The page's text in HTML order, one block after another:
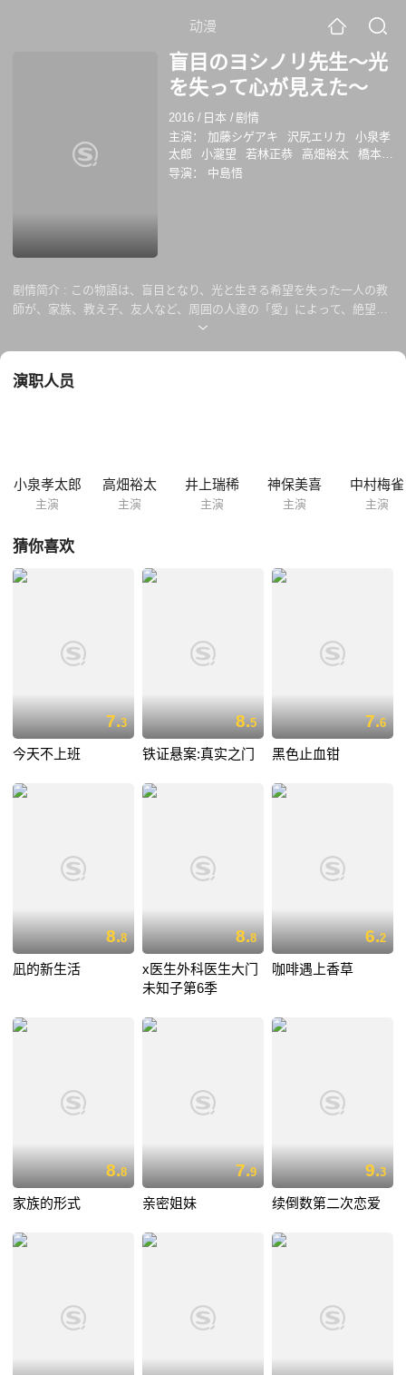
动漫
盲目のヨシノリ先生～光
を失って心が見えた～
2016 / 日本 /剧情
主演：
加藤シゲアキ 沢尻エリカ
小泉孝
太郎
小瀧望 若林正恭 高畑裕太
橋本
涼
井上瑞稀
导演： 中島悟
剧情简介 : この物語は、盲目となり、光と生きる希望を失った一人の教
師が、家族、教え子、友人など、周囲の人達の「愛」によって、絶望の
演职人员
小泉孝太郎
主演
高畑裕太
主演
井上瑞稀
主演
神保美喜
主演
中村梅雀
主演
猜你喜欢
7.3
今天不上班
8.5
铁证悬案:真实之门
7.6
黑色止血钳
8.8
凪的新生活
8.8
x医生外科医生大门
未知子第6季
6.2
咖啡遇上香草
8.8
家族的形式
7.9
亲密姐妹
9.3
续倒数第二次恋爱